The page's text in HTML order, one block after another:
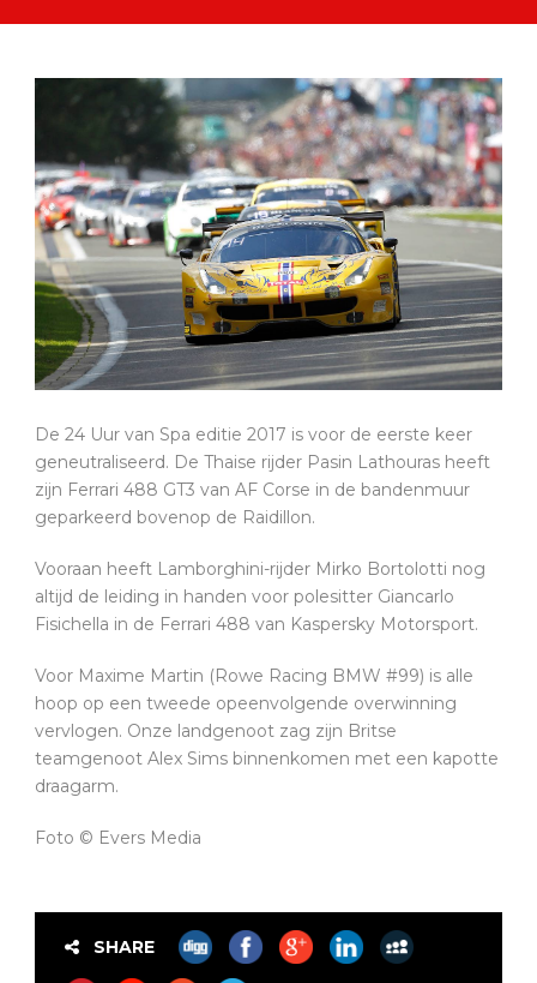
De 24 Uur van Spa editie 2017 is voor de eerste keer
geneutraliseerd. De Thaise rijder Pasin Lathouras heeft
zijn Ferrari 488 GT3 van AF Corse in de bandenmuur
geparkeerd bovenop de Raidillon.
Vooraan heeft Lamborghini-rijder Mirko Bortolotti nog
altijd de leiding in handen voor polesitter Giancarlo
Fisichella in de Ferrari 488 van Kaspersky Motorsport.
Voor Maxime Martin (Rowe Racing BMW #99) is alle
hoop op een tweede opeenvolgende overwinning
vervlogen. Onze landgenoot zag zijn Britse
teamgenoot Alex Sims binnenkomen met een kapotte
draagarm.
Foto © Evers Media
SHARE